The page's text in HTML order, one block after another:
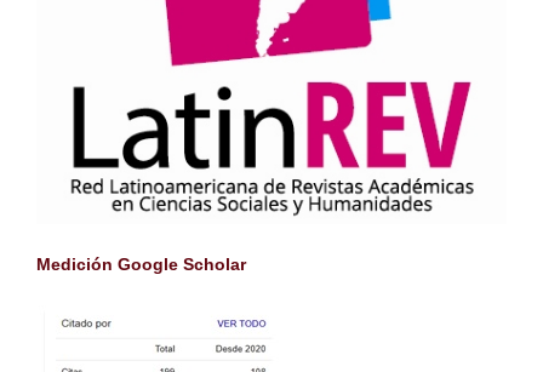
Medición Google Scholar